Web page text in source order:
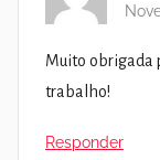
Muito obrigada
trabalho!
Responder